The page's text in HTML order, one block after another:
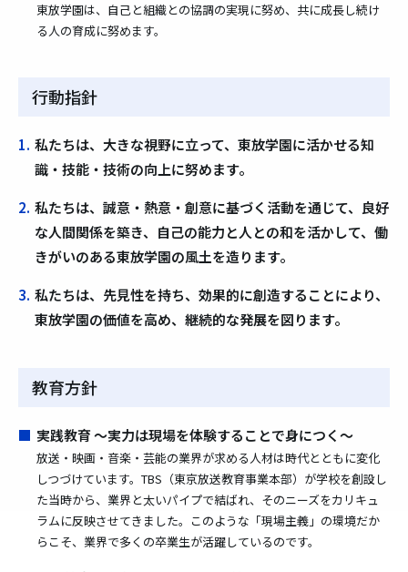
東放学園は、自己と組織との協調の実現に努め、共に成長し続け
る人の育成に努めます。
行動指針
1. 私たちは、大きな視野に立って、東放学園に活かせる知
識・技能・技術の向上に努めます。
2. 私たちは、誠意・熱意・創意に基づく活動を通じて、良好
な人間関係を築き、自己の能力と人との和を活かして、働
きがいのある東放学園の風土を造ります。
3. 私たちは、先見性を持ち、効果的に創造することにより、
東放学園の価値を高め、継続的な発展を図ります。
教育方針
■ 実践教育 ～実力は現場を体験することで身につく～
放送・映画・音楽・芸能の業界が求める人材は時代とともに変化
しつづけています。TBS（東京放送教育事業本部）が学校を創設し
た当時から、業界と太いパイプで結ばれ、そのニーズをカリキュ
ラムに反映させてきました。このような「現場主義」の環境だか
らこそ、業界で多くの卒業生が活躍しているのです。